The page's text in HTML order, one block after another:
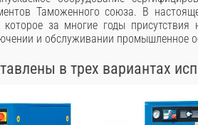
Таможенного союза. В
за многие годы присутствия
и обслуживании промышленное
в трех вариантах